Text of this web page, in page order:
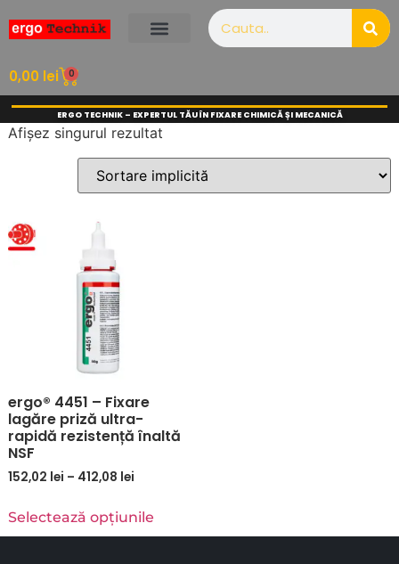
0,00 lei 0
ERGO TECHNIK – EXPERTUL TĂU ÎN FIXARE CHIMICĂ ȘI MECANICĂ
Afișez singurul rezultat
ergo® 4451 – Fixare
lagăre priză ultra-
rapidă rezistență înaltă
NSF
152,02 lei – 412,08 lei
Selectează opțiunile